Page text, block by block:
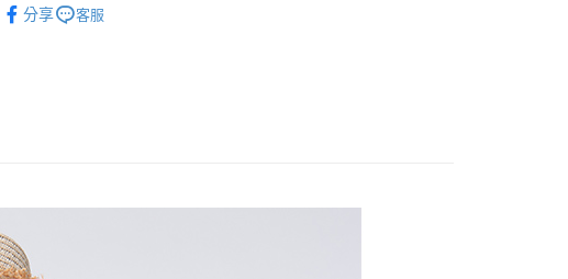
付款後全家取貨
每筆NT$80，滿NT$2,000(含以上)免運費
分享 客服